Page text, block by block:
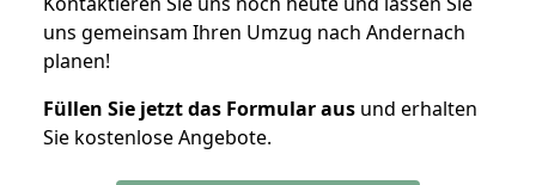
uns gemeinsam Ihren Umzug nach Andernach
planen!
Füllen Sie jetzt das Formular aus und erhalten
Sie kostenlose Angebote.